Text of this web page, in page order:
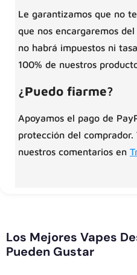
Le garantizamos que no
que nos encargaremos
no habrá impuestos ni
100% de nuestros
¿Puedo fiarme?
Apoyamos el pago de
protección del
nuestros comentarios en
Los Mejores Vapes
Pueden Gustar